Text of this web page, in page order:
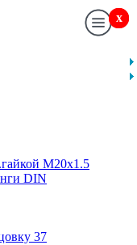
M20x1.5
DIN
37
x
x